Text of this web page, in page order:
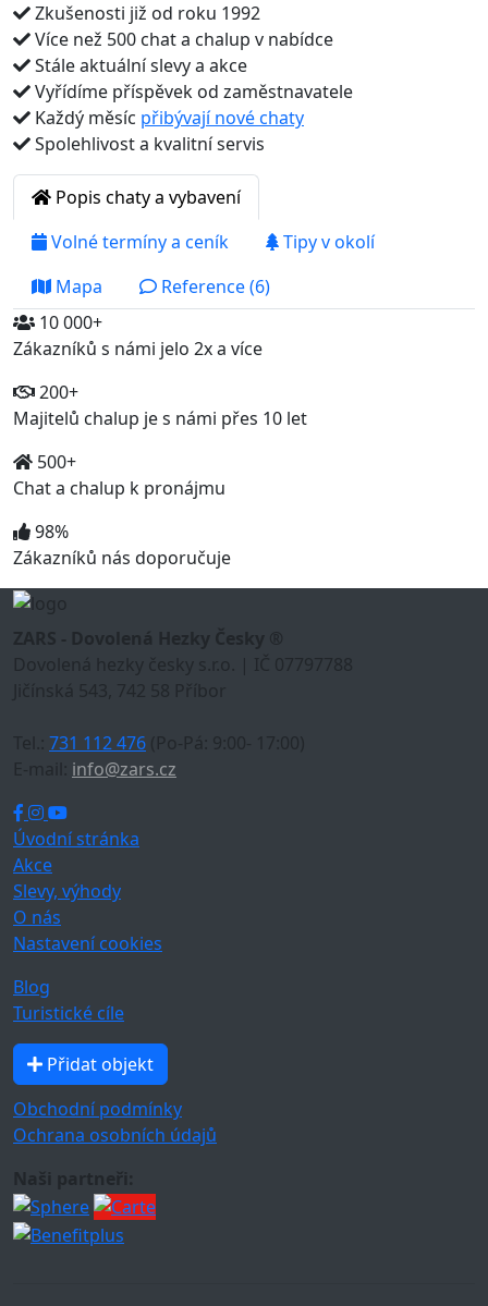
Zkušenosti již od roku 1992
Více než 500 chat a chalup v nabídce
Stále aktuální slevy a akce
Vyřídíme příspěvek od zaměstnavatele
Každý měsíc přibývají nové chaty
Spolehlivost a kvalitní servis
Popis chaty a vybavení
Volné termíny a ceník
Tipy v okolí
Mapa
Reference (6)
10 000+
Zákazníků s námi jelo 2x a více
200+
Majitelů chalup je s námi přes 10 let
500+
Chat a chalup k pronájmu
98%
Zákazníků nás doporučuje
ZARS - Dovolená Hezky Česky ®
Dovolená hezky česky s.r.o. | IČ 07797788
Jičínská 543, 742 58 Příbor
Tel.: 731 112 476 (Po-Pá: 9:00- 17:00)
E-mail: info@zars.cz
Úvodní stránka
Akce
Slevy, výhody
O nás
Nastavení cookies
Blog
Turistické cíle
Přidat objekt
Obchodní podmínky
Ochrana osobních údajů
Naši partneři: